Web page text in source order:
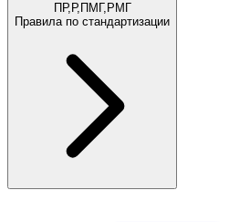
ПР,Р,ПМГ,РМГ
Правила по стандартизации